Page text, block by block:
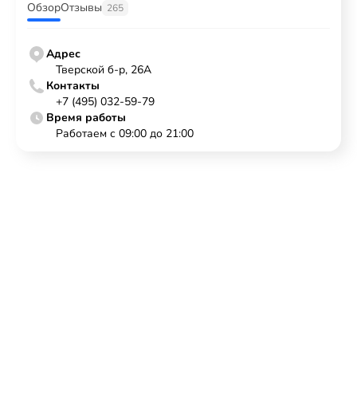
ОбзорОтзывы 265
Адрес
Тверской б-р, 26А
Контакты
+7 (495) 032-59-79
Время работы
Работаем с 09:00 до 21:00